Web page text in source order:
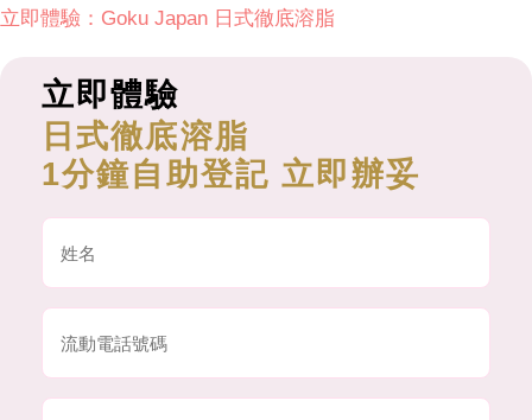
立即體驗：Goku Japan 日式徹底溶脂
立即體驗
日式徹底溶脂
1分鐘自助登記 立即辦妥